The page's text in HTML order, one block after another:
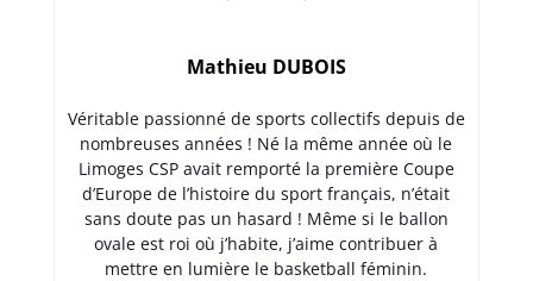
Mathieu DUBOIS
Véritable passionné de sports collectifs depuis de
nombreuses années ! Né la même année où le
Limoges CSP avait remporté la première Coupe
d’Europe de l’histoire du sport français, n’était
sans doute pas un hasard ! Même si le ballon
ovale est roi où j’habite, j’aime contribuer à
mettre en lumière le basketball féminin.